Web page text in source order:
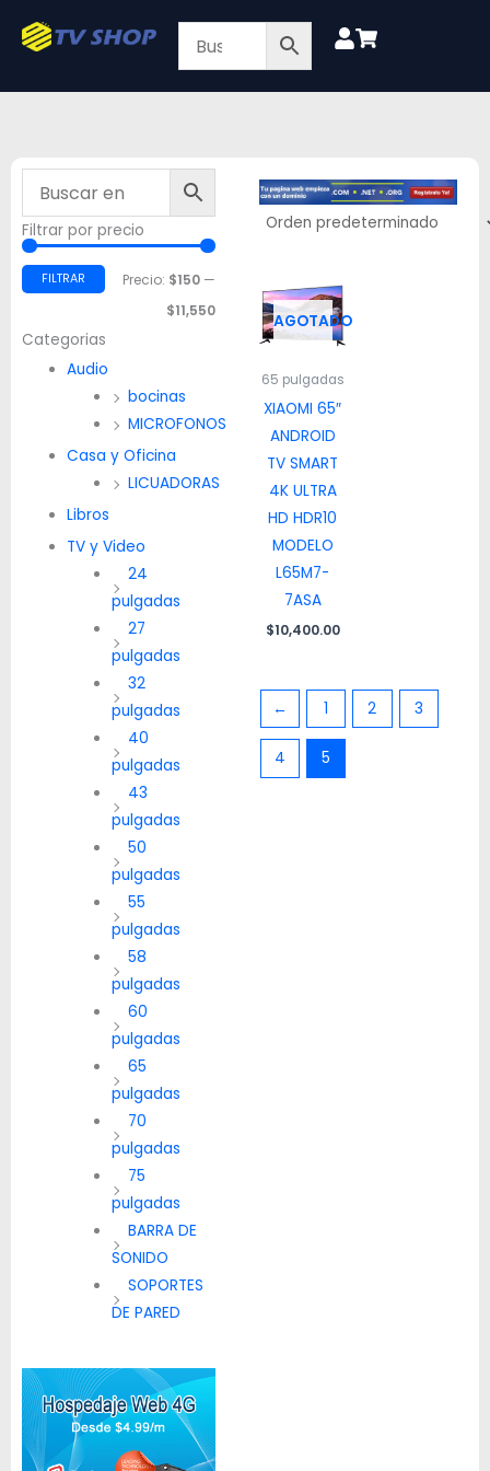
Filtrar por precio
FILTRAR Precio: $150—
$11,550
Categorias
Audio
bocinas
MICROFONOS
Casa y Oficina
LICUADORAS
Libros
TV y Video
24
pulgadas
27
pulgadas
32
pulgadas
40
pulgadas
43
pulgadas
50
pulgadas
55
pulgadas
58
pulgadas
60
pulgadas
65
pulgadas
70
pulgadas
75
pulgadas
BARRA DE
SONIDO
SOPORTES
DE PARED
AGOTADO
65 pulgadas
XIAOMI 65″
ANDROID
TV SMART
4K ULTRA
HD HDR10
MODELO
L65M7-
7ASA
$10,400.00
← 1 2 3
4 5